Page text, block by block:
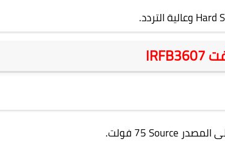
Hardوعالية التردد.
IRFB3607
المصدر Source